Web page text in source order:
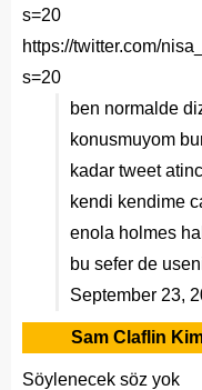
s=20
https://twitter.com/
s=20
ben normalde
konusmuyom
kadar tweet
kendi kendime
enola holmes
bu sefer de
September 23,
Sam Claflin
Söylenecek söz yok